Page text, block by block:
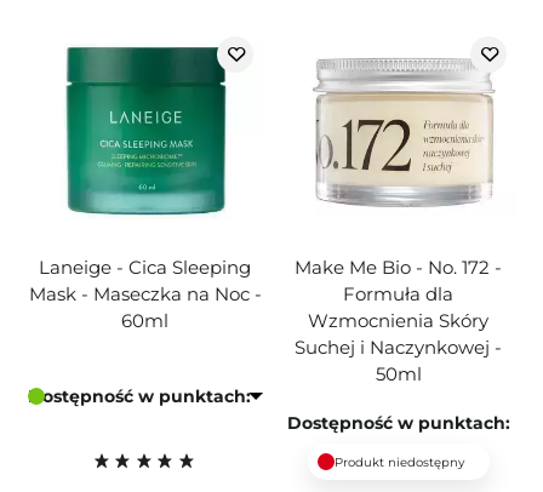
Laneige - Cica Sleeping
Mask - Maseczka na Noc -
60ml
Dostępność w punktach:
Make Me Bio - No. 172 -
Formuła dla
Wzmocnienia Skóry
Suchej i Naczynkowej -
50ml
Dostępność w punktach:
Produkt niedostępny